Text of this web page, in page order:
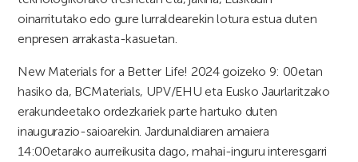
oinarritutako edo gure lurraldearekin lotura estua duten
enpresen arrakasta-kasuetan.
New Materials for a Better Life! 2024 goizeko 9: 00etan
hasiko da, BCMaterials, UPV/EHU eta Eusko Jaurlaritzako
erakundeetako ordezkariek parte hartuko duten
inaugurazio-saioarekin. Jardunaldiaren amaiera
14:00etarako aurreikusita dago, mahai-inguru interesgarri